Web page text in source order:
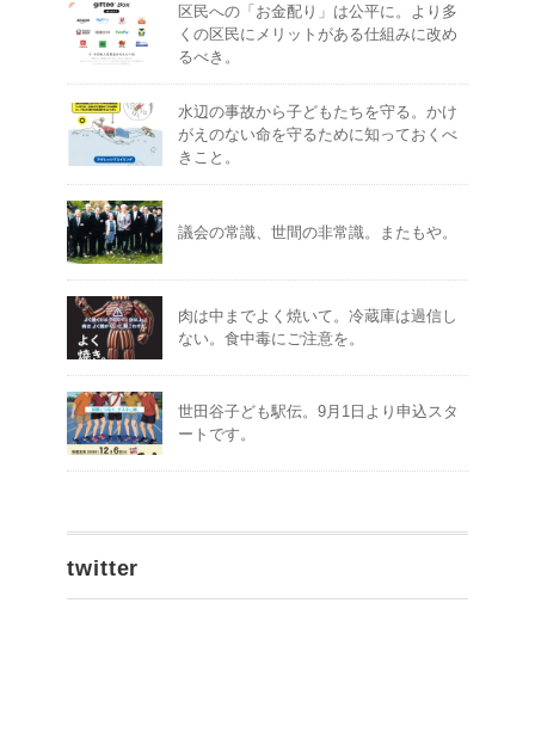
区民への「お金配り」は公平に。より多
くの区民にメリットがある仕組みに改め
るべき。
水辺の事故から子どもたちを守る。かけ
がえのない命を守るために知っておくべ
きこと。
議会の常識、世間の非常識。またもや。
肉は中までよく焼いて。冷蔵庫は過信し
ない。食中毒にご注意を。
世田谷子ども駅伝。9月1日より申込スタ
ートです。
twitter